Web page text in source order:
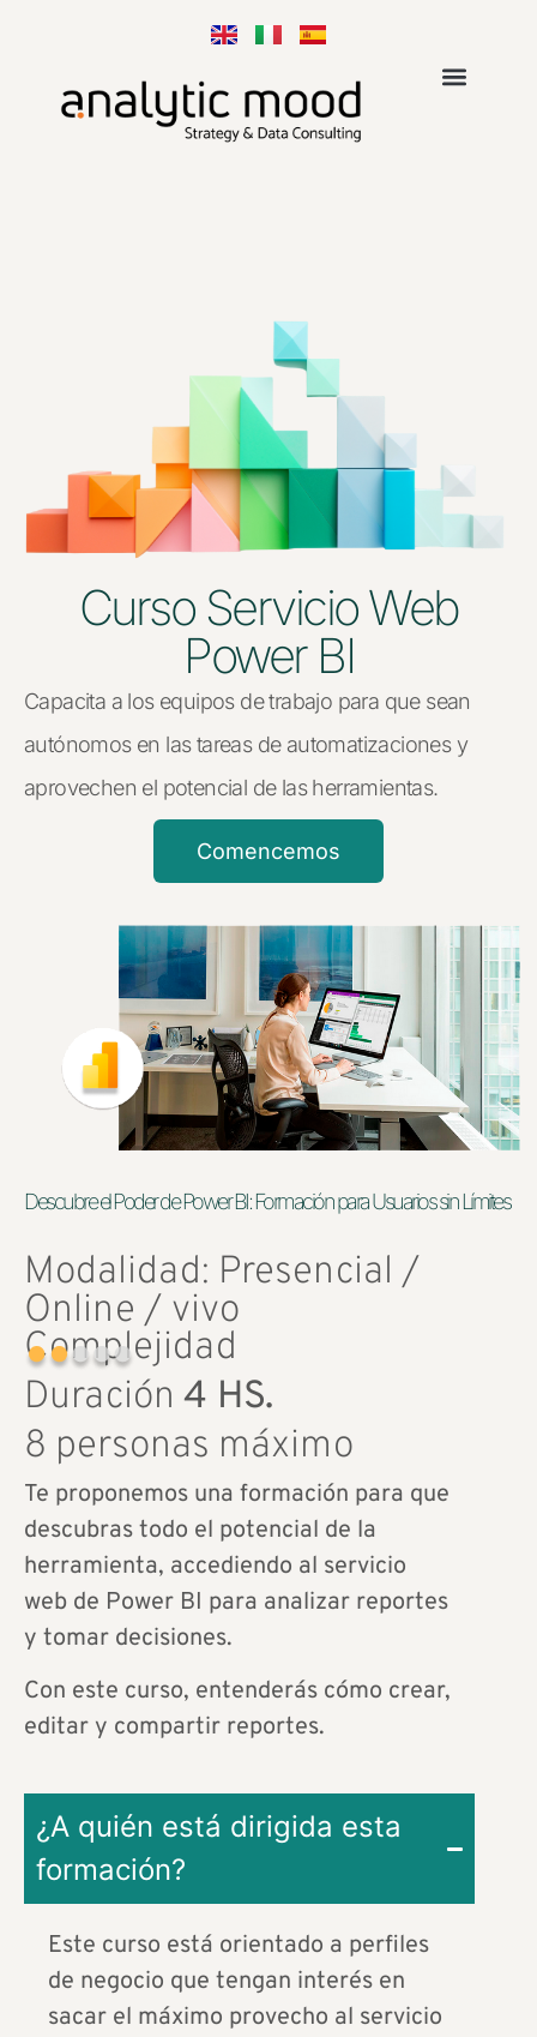
Curso Servicio Web
Power BI
Capacita a los equipos de trabajo para que sean
autónomos en las tareas de automatizaciones y
aprovechen el potencial de las herramientas.
Comencemos
Descubre el Poder de Power BI: Formación para Usuarios sin Límites
Modalidad: Presencial /
Online / vivo
Complejidad
Duración 4 HS.
8 personas máximo
Te proponemos una formación para que
descubras todo el potencial de la
herramienta, accediendo al servicio
web de Power BI para analizar reportes
y tomar decisiones.
Con este curso, entenderás cómo crear,
editar y compartir reportes.
¿A quién está dirigida esta
formación?
Este curso está orientado a perfiles
de negocio que tengan interés en
sacar el máximo provecho al servicio